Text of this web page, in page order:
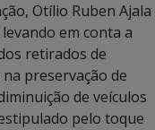
Otílio Ruben Ajala
em conta a
retirados de
preservação de
de veículos
pelo toque